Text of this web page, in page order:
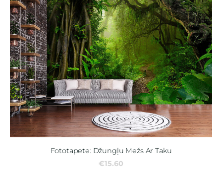
Fototapete: Džungļu Mežs Ar Taku
€15.60